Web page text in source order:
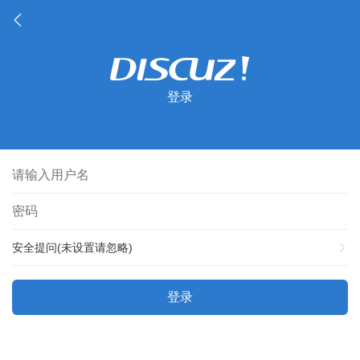
登录
安全提问(未设置请忽略)
登录